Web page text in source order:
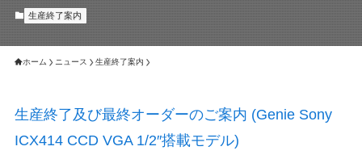
生産終了案内
ホーム ニュース 生産終了案内
生産終了及び最終オーダーのご案内 (Genie Sony
ICX414 CCD VGA 1/2″搭載モデル)